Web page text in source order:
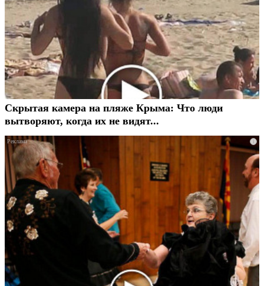
Скрытая камера на пляже Крыма: Что люди
вытворяют, когда их не видят...
i